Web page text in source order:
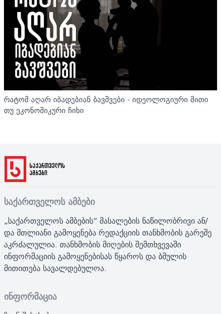
რატომ აღარ იბადებიან ბავშვები - იდეოლოგიური მითი
თუ ეკონომიკური ჩიხი
საქართველოს ამბები
„საქართველოს ამბების“ მასალების ნაწილობრივი ან/
და მთლიანი გამოყენება რედაქციის თანხმობის გარეშე
აკრძალულია. თანხმობის მიღების შემთხვევაში
ინფორმაციის გამოყენებისას წყაროს და ბმულის
მითითება სავალდებულოა.
ინფორმაცია